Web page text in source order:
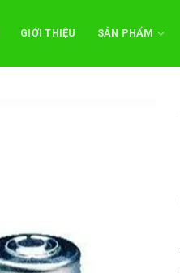
GIỚI THIỆU SẢN PHẨM